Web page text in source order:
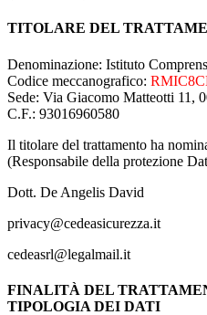
TITOLARE DEL
Denominazione: Istituto
Codice meccanografico:
Sede: Via Giacomo Matteotti 11,
C.F.: 93016960580
Il titolare del trattamento ha
(Responsabile della protezione
Dott. De Angelis David
privacy@cedeasicurezza.it
cedeasrl@legalmail.it
FINALITÀ DEL
TIPOLOGIA DEI DATI